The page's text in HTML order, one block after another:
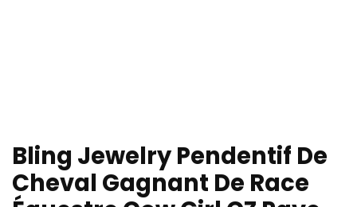
Bling Jewelry Pendentif De
Cheval Gagnant De Race